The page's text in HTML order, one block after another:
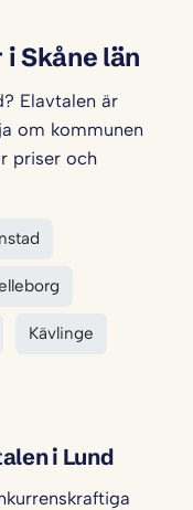
Skåne län
Elavtalen är
om kommunen
priser och
Kävlinge
i Lund